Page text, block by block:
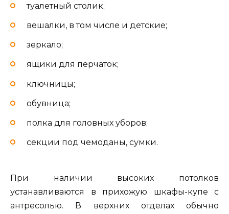
туалетный столик;
вешалки, в том числе и детские;
зеркало;
ящики для перчаток;
ключницы;
обувница;
полка для головных уборов;
секции под чемоданы, сумки.
При наличии высоких потолков
устанавливаются в прихожую шкафы-купе с
антресолью. В верхних отделах обычно